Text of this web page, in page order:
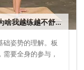
啥我越练越不舒
础姿势的理解。板
要全身的参与，